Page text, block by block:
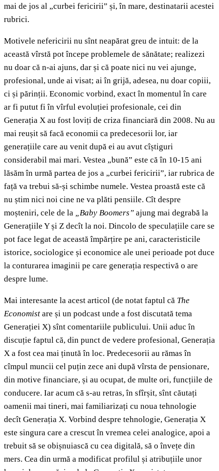
mai de jos al „curbei fericirii” și, în mare, destinatarii acestei
rubrici.
Motivele nefericirii nu sînt neapărat greu de intuit: de la
această vîrstă pot începe problemele de sănătate; realizezi
nu doar că n-ai ajuns, dar și că poate nici nu vei ajunge,
profesional, unde ai visat; ai în grijă, adesea, nu doar copiii,
ci și părinții. Economic vorbind, exact în momentul în care
ar fi putut fi în vîrful evoluției profesionale, cei din
Generația X au fost loviți de criza financiară din 2008. Nu au
mai reușit să facă economii ca predecesorii lor, iar
generațiile care au venit după ei au avut cîștiguri
considerabil mai mari. Vestea „bună” este că în 10-15 ani
lăsăm în urmă partea de jos a „curbei fericirii”, iar rubrica de
față va trebui să-și schimbe numele. Vestea proastă este că
nu știm nici noi cine ne va plăti pensiile. Cît despre
moșteniri, cele de la „Baby Boomers” ajung mai degrabă la
Generațiile Y și Z decît la noi. Dincolo de speculațiile care se
pot face legat de această împărțire pe ani, caracteristicile
istorice, sociologice și economice ale unei perioade pot duce
la conturarea imaginii pe care generația respectivă o are
despre lume.
Mai interesante la acest articol (de notat faptul că The
Economist are și un podcast unde a fost discutată tema
Generației X) sînt comentariile publicului. Unii aduc în
discuție faptul că, din punct de vedere profesional, Generația
X a fost cea mai ținută în loc. Predecesorii au rămas în
cîmpul muncii cel puțin zece ani după vîrsta de pensionare,
din motive financiare, și au ocupat, de multe ori, funcțiile de
conducere. Iar acum că s-au retras, în sfîrșit, sînt căutați
oamenii mai tineri, mai familiarizați cu noua tehnologie
decît Generația X. Vorbind despre tehnologie, Generația X
este singura care a crescut în vremea celei analogice, apoi a
trebuit să se obișnuiască cu cea digitală, să o învețe din
mers. Cea din urmă a modificat profilul și atribuțiile unor